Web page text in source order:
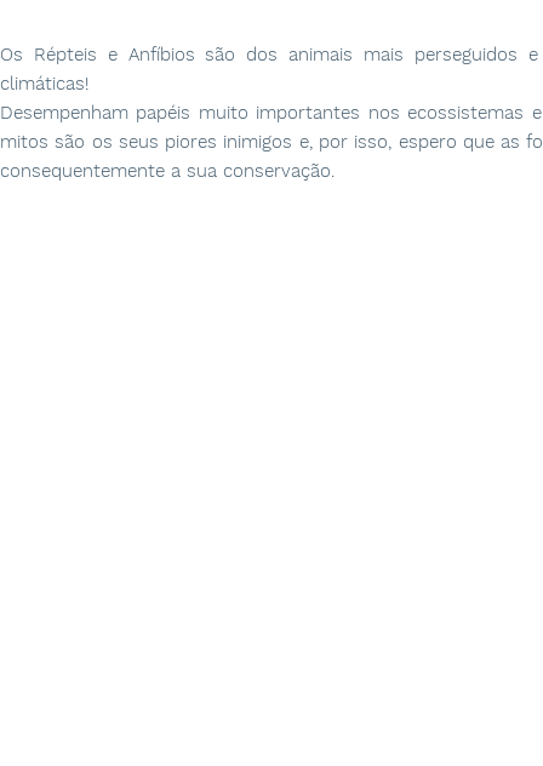
Os Répteis e Anfíbios são dos animais mais perseguidos
climáticas!
Desempenham papéis muito importantes nos ecossistemas
mitos são os seus piores inimigos e, por isso, espero que as
consequentemente a sua conservação.